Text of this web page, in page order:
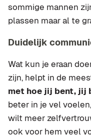
sommige mannen
plassen maar al te
Duidelijk
Wat kun je eraan
zijn, helpt in de
met hoe jij bent, jij
beter in je vel
wilt meer
ook voor hem veel